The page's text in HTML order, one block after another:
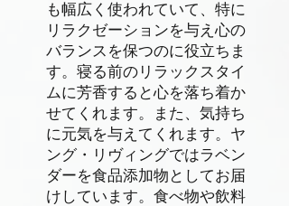
も幅広く使われていて、特に
リラクゼーションを与え心の
バランスを保つのに役立ちま
す。寝る前のリラックスタイ
ムに芳香すると心を落ち着か
せてくれます。また、気持ち
に元気を与えてくれます。ヤ
ング・リヴィングではラベン
ダーを食品添加物としてお届
けしています。食べ物や飲料